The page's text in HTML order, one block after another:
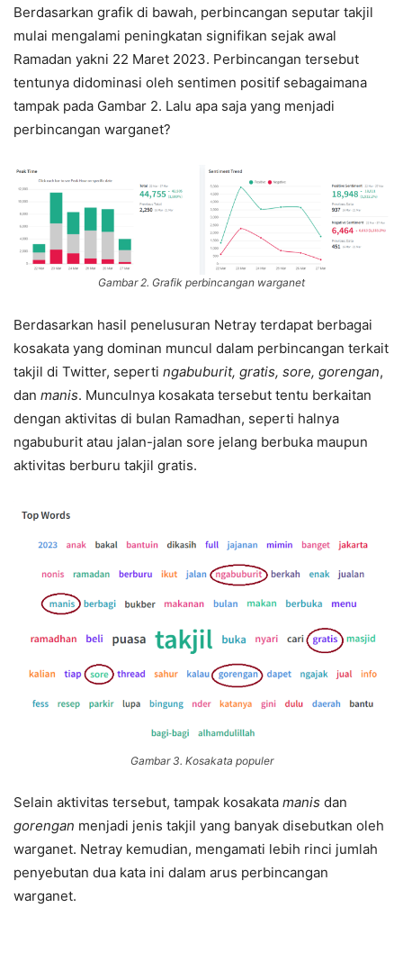
Berdasarkan grafik di bawah, perbincangan seputar takjil
mulai mengalami peningkatan signifikan sejak awal
Ramadan yakni 22 Maret 2023. Perbincangan tersebut
tentunya didominasi oleh sentimen positif sebagaimana
tampak pada Gambar 2. Lalu apa saja yang menjadi
perbincangan warganet?
Gambar 2. Grafik perbincangan warganet
Berdasarkan hasil penelusuran Netray terdapat berbagai
kosakata yang dominan muncul dalam perbincangan terkait
takjil di Twitter, seperti ngabuburit, gratis, sore, gorengan,
dan manis. Munculnya kosakata tersebut tentu berkaitan
dengan aktivitas di bulan Ramadhan, seperti halnya
ngabuburit atau jalan-jalan sore jelang berbuka maupun
aktivitas berburu takjil gratis.
Gambar 3. Kosakata populer
Selain aktivitas tersebut, tampak kosakata manis dan
gorengan menjadi jenis takjil yang banyak disebutkan oleh
warganet. Netray kemudian, mengamati lebih rinci jumlah
penyebutan dua kata ini dalam arus perbincangan
warganet.